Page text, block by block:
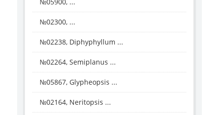
№02300, ...
№02238, Diphyphyllum ...
№02264, Semiplanus ...
№05867, Glypheopsis ...
№02164, Neritopsis ...